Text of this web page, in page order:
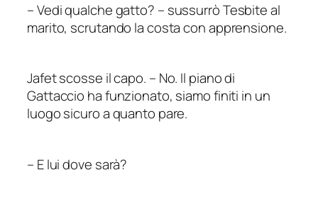
–Vedi qualche gatto? – sussurrò Tesbite al
marito, scrutando la costa con apprensione.
Jafet scosse il capo. – No. Il piano di
Gattaccio ha funzionato, siamo finiti in un
luogo sicuro a quanto pare.
– E lui dove sarà?